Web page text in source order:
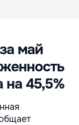
май
на 45,5%